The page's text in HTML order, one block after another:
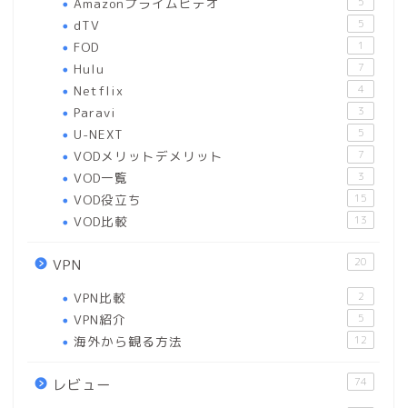
dTV 5
FOD 1
Hulu 7
Netflix 4
Paravi 3
U-NEXT 5
VODメリットデメリット 7
VOD一覧 3
VOD役立ち 15
VOD比較 13
VPN 20
VPN比較 2
VPN紹介 5
海外から観る方法 12
レビュー 74